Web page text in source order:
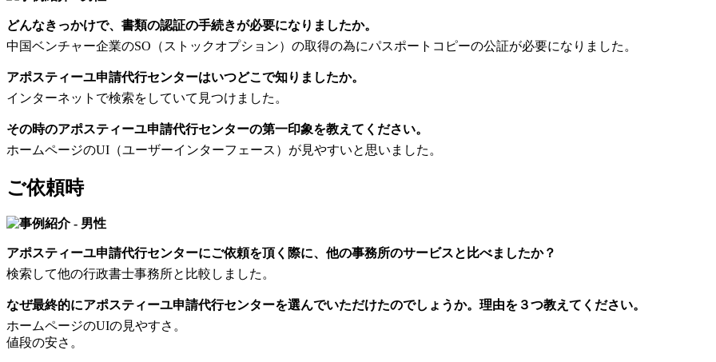
どんなきっかけで、書類の認証の手続きが必要になりましたか。
中国ベンチャー企業のSO（ストックオプション）の取得の為にパスポートコピーの公証が必要になりました。
アポスティーユ申請代行センターはいつどこで知りましたか。
インターネットで検索をしていて見つけました。
その時のアポスティーユ申請代行センターの第一印象を教えてください。
ホームページのUI（ユーザーインターフェース）が見やすいと思いました。
ご依頼時
アポスティーユ申請代行センターにご依頼を頂く際に、他の事務所のサービスと比べましたか？
検索して他の行政書士事務所と比較しました。
なぜ最終的にアポスティーユ申請代行センターを選んでいただけたのでしょうか。理由を３つ教えてください。
ホームページのUIの見やすさ。
値段の安さ。